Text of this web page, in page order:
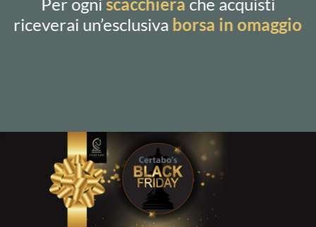
riceverai un’esclusiva borsa in omaggio